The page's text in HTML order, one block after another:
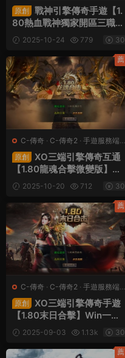
原創
戰神引擎傳奇手遊【1.
80熱血戰神獨家開區三職業
白豬3.0】Win一鍵服務端
+安卓蘋果雙端+GM授權後
台+視頻架設教程
2025-10-24 779 30
C-傳奇 · C-傳奇2 · 手遊服務端·
端遊服務端
原創
XO三端引擎傳奇互通
【1.80龍魂合擊微變版】Wi
n一鍵服務端+PC安卓蘋果
三端+加密工具+視頻架設教
程
2025-10-20 712 30
薦
C-傳奇 · C-傳奇2 · 手遊服務端·
端遊服務端
原創
XO三端引擎傳奇手遊
【1.80末日合擊】Win一鍵
服務端+PC安卓蘋果三端
+加密工具+視頻架設教程
2025-09-03 1.13k 30
薦
薦